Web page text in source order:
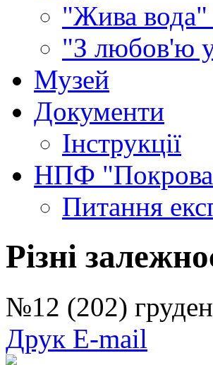
"Жива вода"
"З любов'ю у
Музей
Документи
Інструкції
НПФ
Питання
Різні
№12 (202)
Друк E-mail